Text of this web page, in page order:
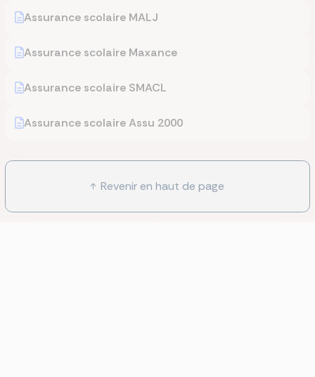
Assurance scolaire MALJ
Assurance scolaire Maxance
Assurance scolaire SMACL
Assurance scolaire Assu 2000
Revenir en haut de page